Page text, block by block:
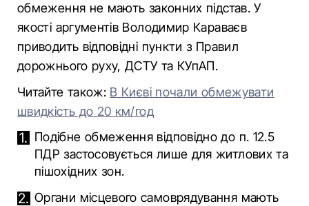
обмеження не мають законних підстав. У
якості аргументів Володимир Караваєв
приводить відповідні пункти з Правил
дорожнього руху, ДСТУ та КУпАП.
Читайте також: В Києві почали обмежувати
швидкість до 20 км/год
Подібне обмеження відповідно до п. 12.5
ПДР застосовується лише для житлових та
пішохідних зон.
Органи місцевого самоврядування мають